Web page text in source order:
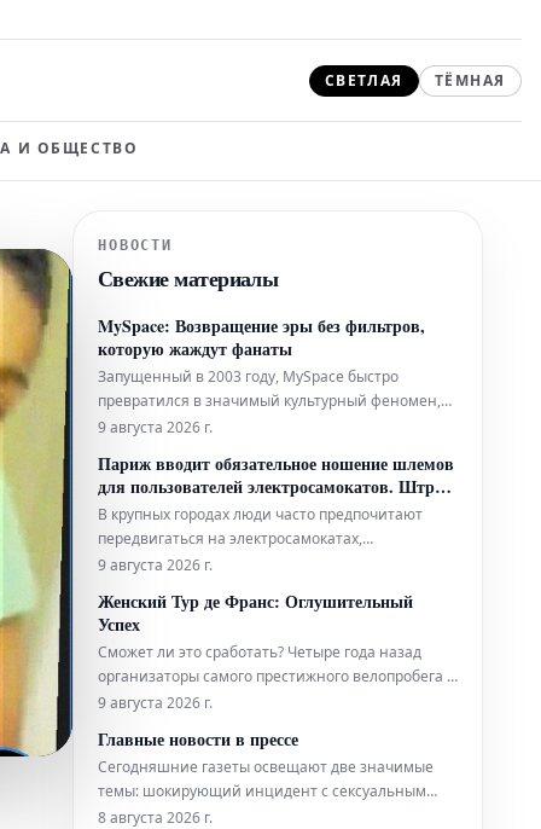
СВЕТЛАЯ ТЁМНАЯ
И ОБЩЕСТВО
НОВОСТИ
Свежие материалы
MySpace: Возвращение эры без фильтров,
которую жаждут фанаты
Запущенный в 2003 году, MySpace быстро
превратился в значимый культурный феномен,
став стартовой площадкой для таких артистов,
нашли там свою первую аудиторию. Однако со
временем его главные особенности — страницы
с широкими возможностями ка
9 августа 2026 г.
Париж вводит обязательное ношение шлемов
для пользователей электросамокатов. Штраф
до 135 евро
В крупных городах люди часто предпочитают
передвигаться на электросамокатах,
моноколесах и ховербордах. Однако количество
транспортными средствами постоянно растет. В
связи с этим администрация Парижа приняла
решение об обязательном использовании
защитно
9 августа 2026 г.
Женский Тур де Франс: Оглушительный
Успех
Сможет ли это сработать? Четыре года назад
организаторы самого престижного велопробега в
мире возродили женский Тур де Франс,
гонки Марион Русс получает жалобы, поскольку
лишь три из девяти этапов полностью
транслируются по телевидению. Переполнен
9 августа 2026 г.
Главные новости в прессе
Сегодняшние газеты освещают две значимые
темы: шокирующий инцидент с сексуальным
преступником, который, будучи выпущенным на
8 августа 2026 г.